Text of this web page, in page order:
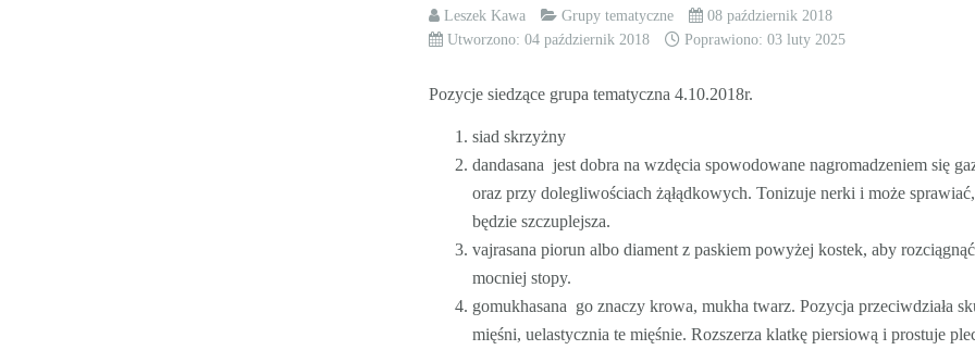
Leszek Kawa Grupy tematyczne
08 październik 2018
Utworzono: 04 październik 2018
Poprawiono: 03 luty 2025
Pozycje siedzące grupa tematyczna 4.10.2018r.
siad skrzyżny
dandasana jest dobra na wzdęcia spowodowane nagromadzeniem się
oraz przy dolegliwościach żąłądkowych. Tonizuje nerki i może
będzie szczuplejsza.
vajrasana piorun albo diament z paskiem powyżej kostek, aby rozciągnąć
mocniej stopy.
gomukhasana go znaczy krowa, mukha twarz. Pozycja przeciwdziała
mięśni, uelastycznia te mięśnie. Rozszerza klatkę piersiową i prostuje